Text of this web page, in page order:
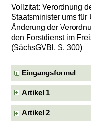
Vollzitat: Verordnung
Staatsministeriums für
Änderung der
den Forstdienst im
(SächsGVBl. S. 300)
Eingangsformel
Artikel 1
Artikel 2